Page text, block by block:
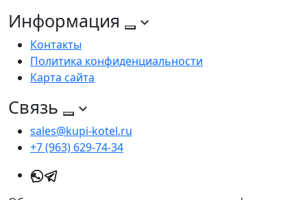
Информация
Контакты
Политика конфиденциальности
Карта сайта
Связь
sales@kupi-kotel.ru
+7 (963) 629-74-34